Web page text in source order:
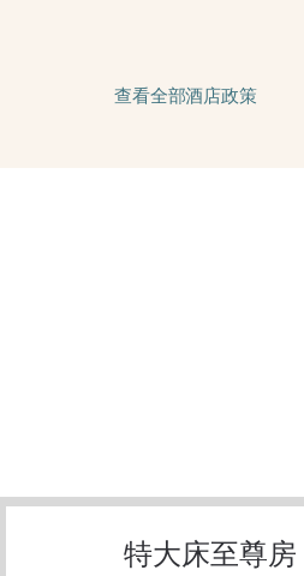
查看全部酒店政策
特大床至尊房